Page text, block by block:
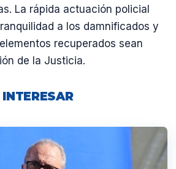
La rápida actuación policial
a los damnificados y
recuperados sean
de la Justicia.